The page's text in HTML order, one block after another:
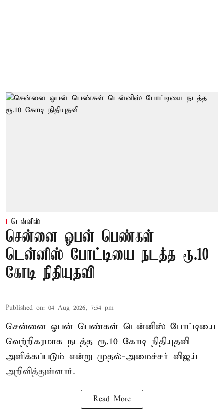
டென்னிஸ்
சென்னை ஓபன் பெண்கள்
டென்னிஸ் போட்டியை நடத்த ரூ.10
கோடி நிதியுதவி
Published on: 04 Aug 2026, 7:54 pm
சென்னை ஓபன் பெண்கள் டென்னிஸ் போட்டியை
வெற்றிகரமாக நடத்த ரூ.10 கோடி நிதியுதவி
அளிக்கப்படும் என்று முதல்-அமைச்சர் விஜய்
அறிவித்துள்ளார்.
Read More